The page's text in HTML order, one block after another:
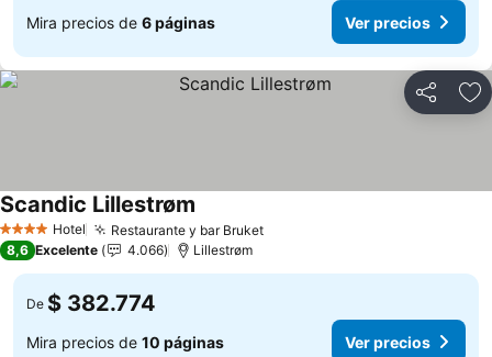
Mira precios de 6 páginas Ver precios
Compartir
4 EstrellasHotel Restaurante y bar Bruket
Scandic Lillestrøm
8,6 Excelente 4.066 Lillestrøm
De $ 382.774
Mira precios de 10 páginas Ver precios